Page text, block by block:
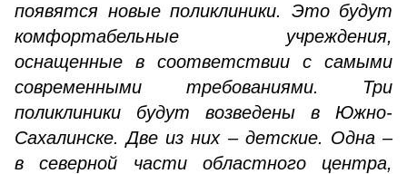
появятся новые поликлиники. Это будут
комфортабельные учреждения,
оснащенные в соответствии с самыми
современными требованиями. Три
поликлиники будут возведены в Южно-
Сахалинске. Две из них – детские. Одна –
в северной части областного центра,